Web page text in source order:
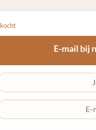
E-mail bij